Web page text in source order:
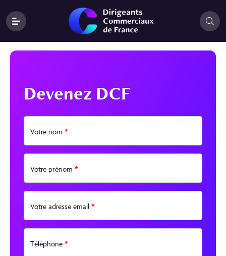
Devenez DCF
Votre nom *
Votre prénom *
Votre adresse email *
Téléphone *